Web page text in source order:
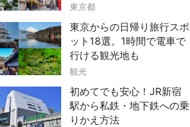
東京都
東京からの日帰り旅行スポ
ット18選。1時間で電車で
行ける観光地も
観光
初めてでも安心！JR新宿
駅から私鉄・地下鉄への乗
りかえ方法